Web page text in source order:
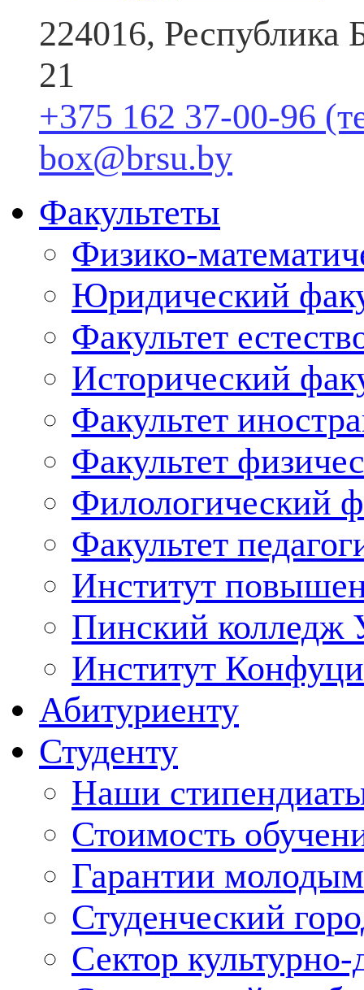
224016, Республика
21
+375 162 37-00-96
box@brsu.by
Факультеты
Физико-
Юридический
Факультет
Исторический
Факультет
Факультет
Филологический
Факультет
Институт
Пинский
Институт
Абитуриенту
Студенту
Наши
Стоимость
Гарантии
Студенческий
Сектор